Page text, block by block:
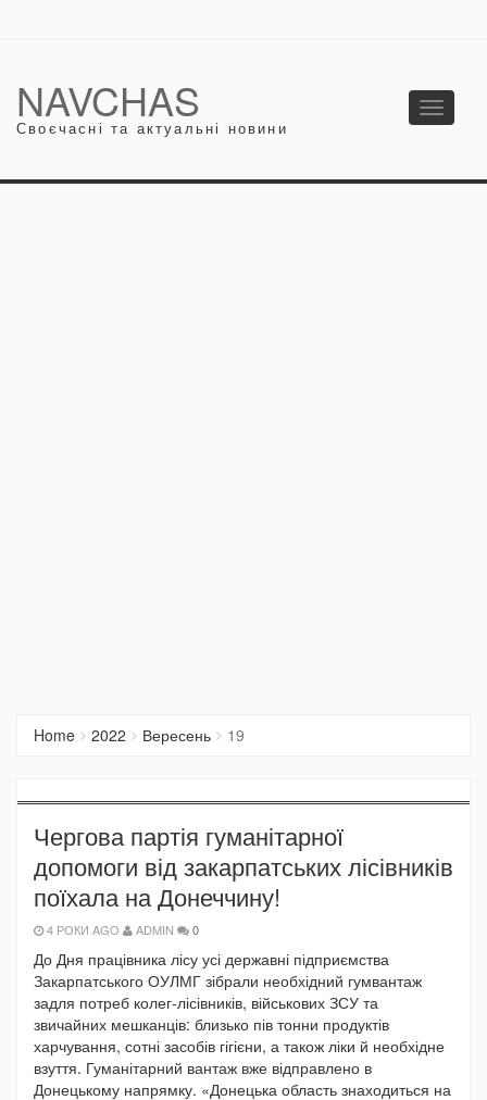
NAVCHAS
Своєчасні та актуальні новини
Toggle
Home 2022 Вересень 19
Чергова партія гуманітарної
допомоги від закарпатських лісівників
поїхала на Донеччину!
4 РОКИ AGO ADMIN 0
До Дня працівника лісу усі державні підприємства
Закарпатського ОУЛМГ зібрали необхідний гумвантаж
задля потреб колег-лісівників, військових ЗСУ та
звичайних мешканців: близько пів тонни продуктів
харчування, сотні засобів гігієни, а також ліки й необхідне
взуття. Гуманітарний вантаж вже відправлено в
Донецькому напрямку. «Донецька область знаходиться на